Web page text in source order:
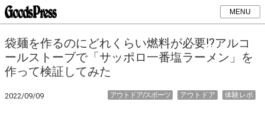
MENU
袋麺を作るのにどれくらい燃料が必要!?アルコ
ールストーブで「サッポロ一番塩ラーメン」を
作って検証してみた
2022/09/09 体験レポ
アウトドア
アウトドア/スポーツ